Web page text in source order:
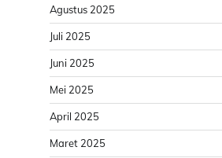
Agustus 2025
Juli 2025
Juni 2025
Mei 2025
April 2025
Maret 2025